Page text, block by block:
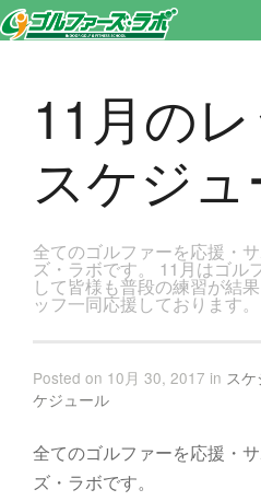
で気軽にゴルフレッスン！
11月の
スケジ
全てのゴルファーを応援・
ズ・ラボです。 11月はゴル
して皆様も普段の練習が結
ッフ一同応援しております
Posted on 10月 30, 2017 in ス
ケジュール
全てのゴルファーを応援・
ズ・ラボです。